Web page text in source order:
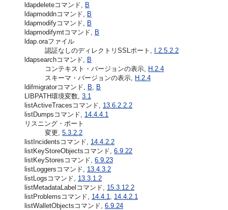
ldapdeleteコマンド, B
ldapmoddnコマンド, B
ldapmodifyコマンド, B
ldapmodifymtコマンド, B
ldap.oraファイル
認証なしのディレクトリSSLポート, I.2.5.2.2
ldapsearchコマンド, B
コンテキスト・バージョンの表示, H.2.4
スキーマ・バージョンの表示, H.2.4
ldifmigratorコマンド, B
B
LIBPATH環境変数, 3.1
listActiveTracesコマンド, 13.6.2.2.2
listDumpsコマンド, 14.4.4.1
リスニング・ポート
変更, 5.3.2.2
listIncidentsコマンド, 14.4.2.2
listKeyStoreObjectsコマンド, 6.9.22
listKeyStoresコマンド, 6.9.23
listLoggersコマンド, 13.4.3.2
listLogsコマンド, 13.3.1.2
listMetadataLabelコマンド, 15.3.12.2
listProblemsコマンド, 14.4.1
14.4.2.1
listWalletObjectsコマンド, 6.9.24